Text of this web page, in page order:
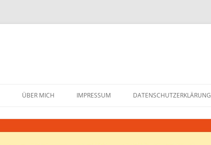
ÜBER MICH IMPRESSUM DATENSCHUTZERKLÄRUNG